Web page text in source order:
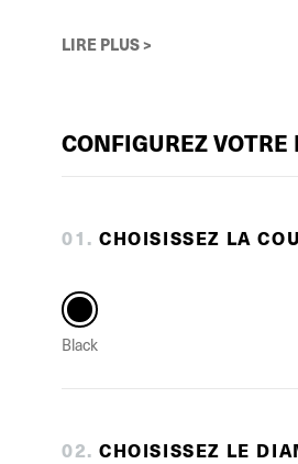
LIRE PLUS >
CONFIGUREZ VOTRE
01 . CHOISISSEZ LA
Black
02. CHOISISSEZ LE